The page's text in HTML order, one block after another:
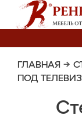
ГЛАВНАЯ →
ПОД